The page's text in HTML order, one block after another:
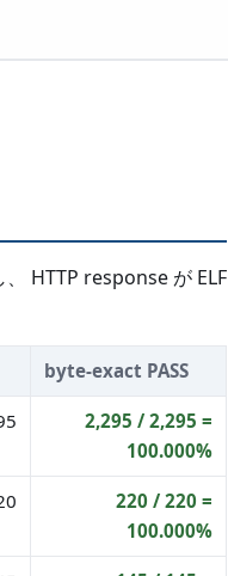
HTTP response が ELF
byte-exact PASS
2,295 / 2,295 =
100.000%
220 / 220 =
100.000%